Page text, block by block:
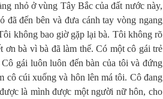
nhỏ ở vùng Tây Bắc của đất nước này,
đến bên và đưa cánh tay vòng ngang
không bao giờ gặp lại bà. Tôi không rõ
ơn bà vì bà đã làm thế. Có một cô gái trẻ
gái luôn luôn đến bàn của tôi và đứng
cô cúi xuống và hôn lên má tôi. Cô đang
là mình được một người nữ hôn, cho